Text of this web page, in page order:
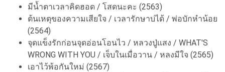
มีน้ำตาเวลาคิดฮอด / โสดนะคะ (2563)
ต้นเหตุของความเสียใจ / เวลารักษาบ่ได้ / พ่อบักหำน้อย
(2564)
จุดแข็งรักก่อนจุดอ่อนโอนไว / หลวงปู่แสง / WHAT'S
WRONG WITH YOU / เจ็บในเมื่อวาน / หลงมีใจ (2565)
เอาไว้พ้อกันใหม่ (2567)